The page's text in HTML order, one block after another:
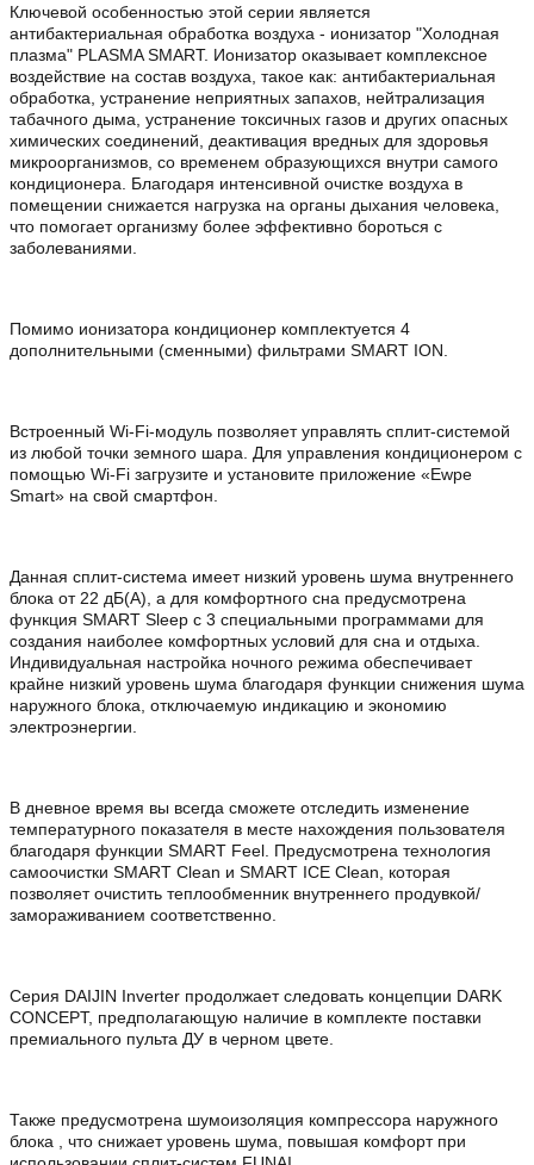
Ключевой особенностью этой серии является
антибактериальная обработка воздуха - ионизатор "Холодная
плазма" PLASMA SMART. Ионизатор оказывает комплексное
воздействие на состав воздуха, такое как: антибактериальная
обработка, устранение неприятных запахов, нейтрализация
табачного дыма, устранение токсичных газов и других опасных
химических соединений, деактивация вредных для здоровья
микроорганизмов, со временем образующихся внутри самого
кондиционера. Благодаря интенсивной очистке воздуха в
помещении снижается нагрузка на органы дыхания человека,
что помогает организму более эффективно бороться с
заболеваниями.
Помимо ионизатора кондиционер комплектуется 4
дополнительными (сменными) фильтрами SMART ION.
Встроенный Wi-Fi-модуль позволяет управлять сплит-системой
из любой точки земного шара. Для управления кондиционером с
помощью Wi-Fi загрузите и установите приложение «Ewpe
Smart» на свой смартфон.
Данная сплит-система имеет низкий уровень шума внутреннего
блока от 22 дБ(А), а для комфортного сна предусмотрена
функция SMART Sleep с 3 специальными программами для
создания наиболее комфортных условий для сна и отдыха.
Индивидуальная настройка ночного режима обеспечивает
крайне низкий уровень шума благодаря функции снижения шума
наружного блока, отключаемую индикацию и экономию
электроэнергии.
В дневное время вы всегда сможете отследить изменение
температурного показателя в месте нахождения пользователя
благодаря функции SMART Feel. Предусмотрена технология
самоочистки SMART Clean и SMART ICE Clean, которая
позволяет очистить теплообменник внутреннего продувкой/
замораживанием соответственно.
Серия DAIJIN Inverter продолжает следовать концепции DARK
CONCEPT, предполагающую наличие в комплекте поставки
премиального пульта ДУ в черном цвете.
Также предусмотрена шумоизоляция компрессора наружного
блока , что снижает уровень шума, повышая комфорт при